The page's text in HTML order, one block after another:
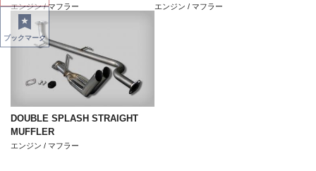
エンジン / マフラー エンジン / マフラー
DOUBLE SPLASH STRAIGHT
MUFFLER
エンジン / マフラー
ブックマーク